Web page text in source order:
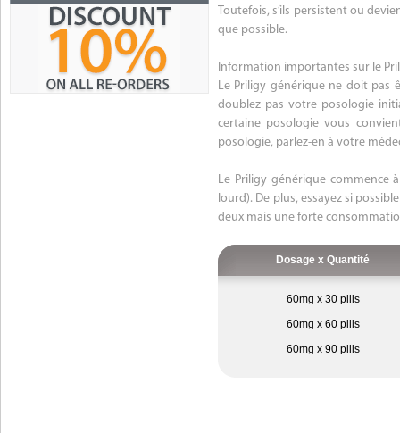
Toutefois, s’ils persistent ou
que possible.
Information importantes sur le
Le Priligy générique ne doit pas
doublez pas votre posologie
certaine posologie vous
posologie, parlez-en à votre
Le Priligy générique commence
lourd). De plus, essayez si
deux mais une forte
Dosage x Quantité
60mg x 30 pills
60mg x 60 pills
60mg x 90 pills